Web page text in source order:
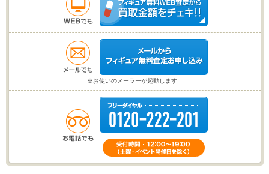
※お使いのメーラーが起動します